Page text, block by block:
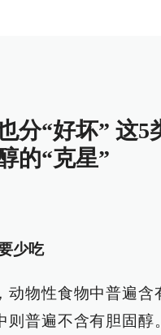
分“好坏” 这5
的“克星”
少吃
动物性食物中普遍含
则普遍不含有胆固醇